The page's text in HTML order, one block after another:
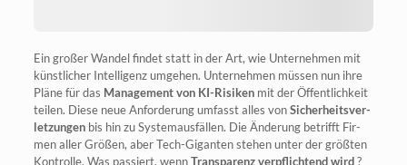
Ein gro­ßer Wan­del fin­det statt in der Art, wie Unter­neh­men mit
künst­li­cher Intel­li­genz umge­hen. Unter­neh­men müs­sen nun ihre
Plä­ne für das Manage­ment von KI-Risi­kenmit der Öffent­lich­keit
tei­len. Die­se neue Anfor­de­rung umfasst alles vonSicher­heits­ver­
let­zun­genbis hin zu Sys­tem­aus­fäl­len. Die Ände­rung betrifft Fir­
men aller Grö­ßen, aber Tech-Gigan­ten ste­hen unter der größ­ten
Kon­trol­le. Was pas­siert, wennTrans­pa­renz ver­pflich­tend wird?